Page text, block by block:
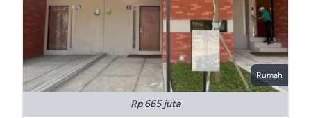
Rumah
Rp 665 juta